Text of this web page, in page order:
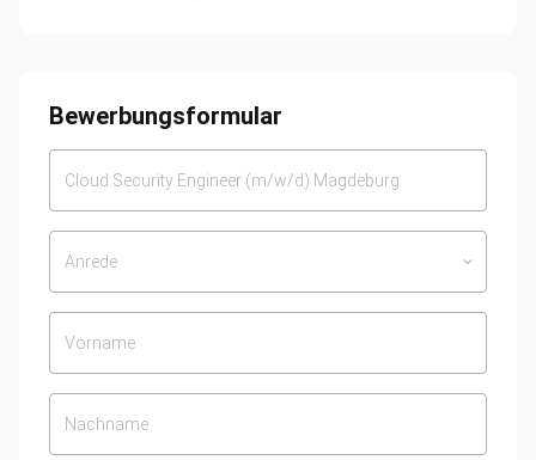
Bewerbungsformular
Anrede keyboard_arrow_down